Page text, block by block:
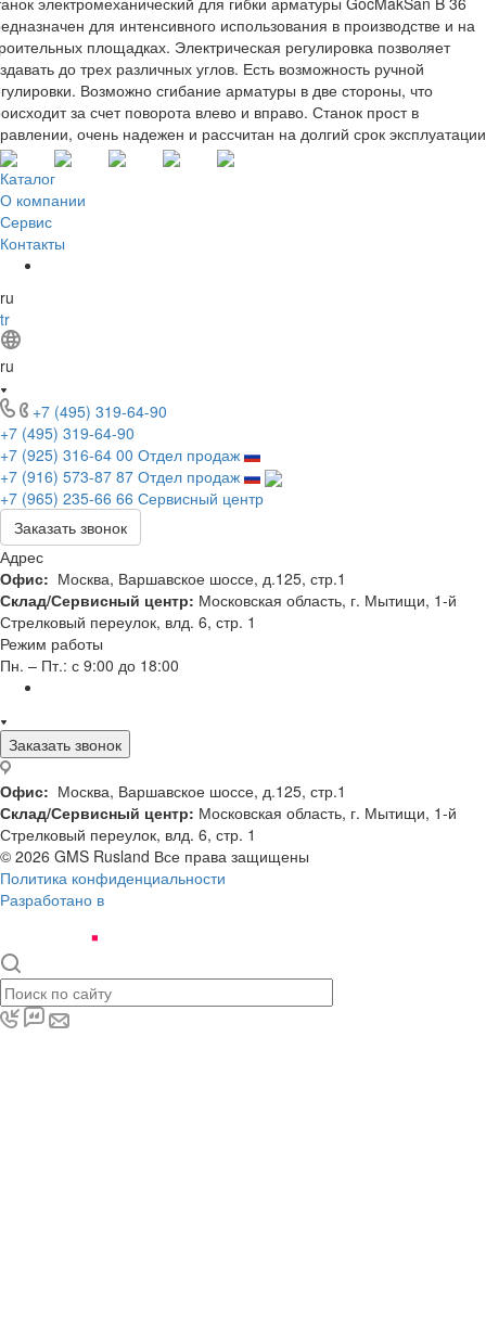
для интенсивного использования в производстве и на
площадках. Электрическая регулировка позволяет
до трех различных углов. Есть возможность ручной
Возможно сгибание арматуры в две стороны, что
за счет поворота влево и вправо. Станок прост в
очень надежен и рассчитан на долгий срок
Каталог
О компании
Сервис
Контакты
ru
tr
ru
+7 (495) 319-64-90
+7 (495) 319-64-90
+7 (925) 316-64 00 Отдел продаж
+7 (916) 573-87 87 Отдел продаж
+7 (965) 235-66 66 Сервисный центр
Заказать звонок
Адрес
Офис: Москва, Варшавское шоссе, д.125, стр.1
Склад/Сервисный центр: Московская область, г. Мытищи, 1-й
Стрелковый переулок, влд. 6, стр. 1
Режим работы
Пн. – Пт.: с 9:00 до 18:00
Заказать звонок
Офис: Москва, Варшавское шоссе, д.125, стр.1
Склад/Сервисный центр: Московская область, г. Мытищи, 1-й
Стрелковый переулок, влд. 6, стр. 1
© 2026 GMS Rusland Все права защищены
Политика конфиденциальности
Разработано в